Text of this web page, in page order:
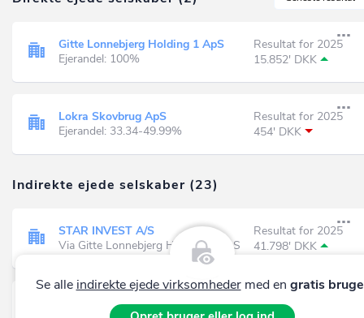
Gitte Lonnebjerg Holding 1 ApS
Ejerandel: 100%
Resultat for 2025
15.852' DKK
Lokra Skovbrug ApS
Ejerandel: 33.34-49.99%
Resultat for 2025
454' DKK
Indirekte ejede selskaber (23)
STAR INVEST A/S
Via Gitte Lonnebjerg Holding 1 ApS
Resultat for 2025
41.798' DKK
Resultat for 2025
Se alle indirekte ejede virksomhedermed en gratis